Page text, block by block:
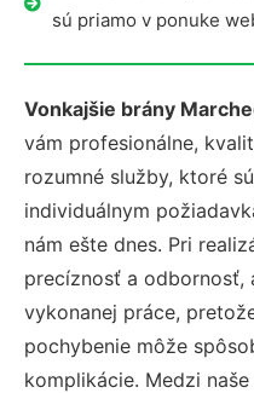
sú priamo v ponuke
Vonkajšie brány
vám profesionálne,
rozumné služby, ktoré
individuálnym
nám ešte dnes. Pri
precíznosť a odbornosť,
vykonanej práce,
pochybenie môže
komplikácie. Medzi